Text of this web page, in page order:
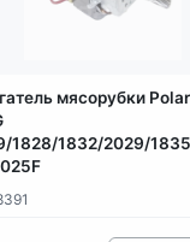
мясорубки
1828/1832/2029/